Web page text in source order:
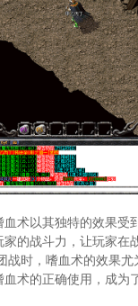
术以其独特的效果受
的战斗力，让玩家在
战时，嗜血术的效果
术的正确使用，成为